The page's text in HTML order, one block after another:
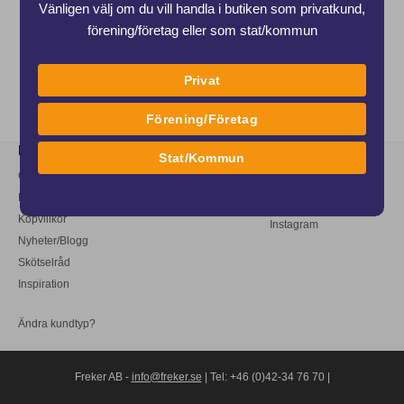
Länkar
Om oss
Köpvillkor
Nyheter/Blogg
Skötselråd
Inspiration
Ändra kundtyp?
Följ oss
Instagram
Freker AB - info@freker.se | Tel: +46 (0)42-34 76 70 |
Vänligen välj om du vill handla i butiken som privatkund,
förening/företag eller som stat/kommun
Privat
Förening/Företag
Stat/Kommun